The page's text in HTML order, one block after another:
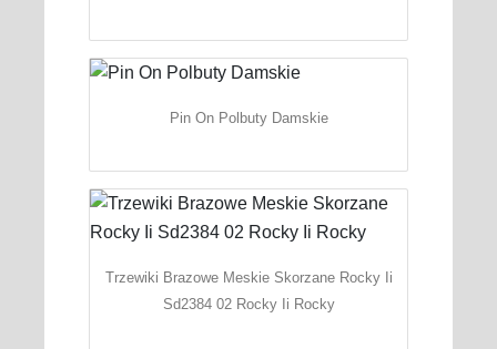
Pin On Polbuty Damskie
Trzewiki Brazowe Meskie Skorzane Rocky Ii
Sd2384 02 Rocky Ii Rocky